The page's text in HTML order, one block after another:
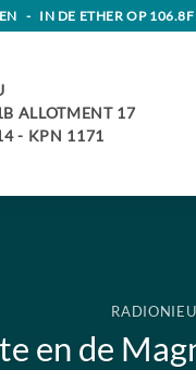
- IN DE ETHER OP
ALLOTMENT 17
- KPN 1171
en de